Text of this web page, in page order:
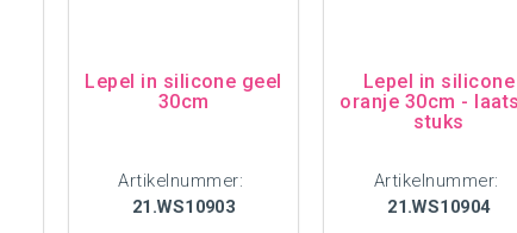
Lepel in silicone geel
30cm
Artikelnummer:
21.WS10903
Lepel in silicone
oranje 30cm -
stuks
Artikelnummer:
21.WS10904